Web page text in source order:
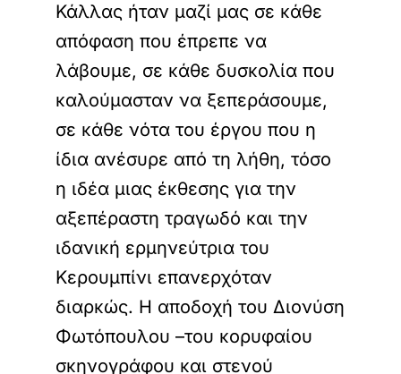
Κάλλας ήταν μαζί μας σε κάθε
απόφαση που έπρεπε να
λάβουμε, σε κάθε δυσκολία που
καλούμασταν να ξεπεράσουμε,
σε κάθε νότα του έργου που η
ίδια ανέσυρε από τη λήθη, τόσο
η ιδέα μιας έκθεσης για την
αξεπέραστη τραγωδό και την
ιδανική ερμηνεύτρια του
Κερουμπίνι επανερχόταν
διαρκώς. Η αποδοχή του Διονύση
Φωτόπουλου –του κορυφαίου
σκηνογράφου και στενού